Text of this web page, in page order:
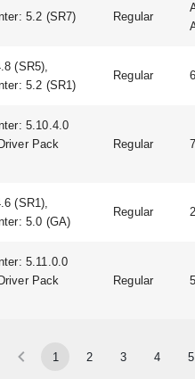
5.2 (SR7) Regular
(SR5),
5.2 (SR1)
Regular
5.10.4.0
Pack
Regular
(SR1),
5.0 (GA)
Regular
5.11.0.0
Pack
Regular
1 2 3 4 5